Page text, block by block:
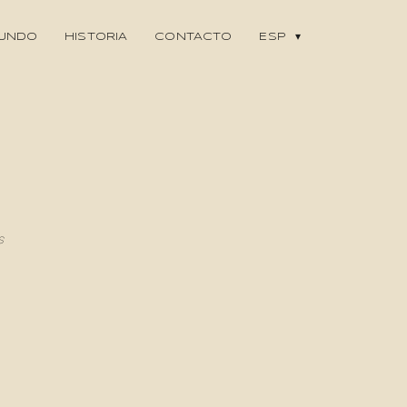
HISTORIA CONTACTO ESP